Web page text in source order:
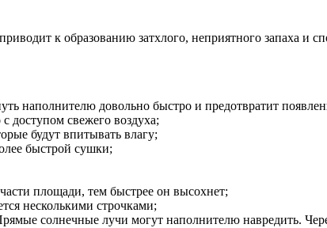
к образованию затхлого, неприятного запаха и
наполнителю довольно быстро и предотвратит
доступом свежего воздуха;
будут впитывать влагу;
быстрой сушки;
площади, тем быстрее он высохнет;
несколькими строчками;
солнечные лучи могут наполнителю навредить.